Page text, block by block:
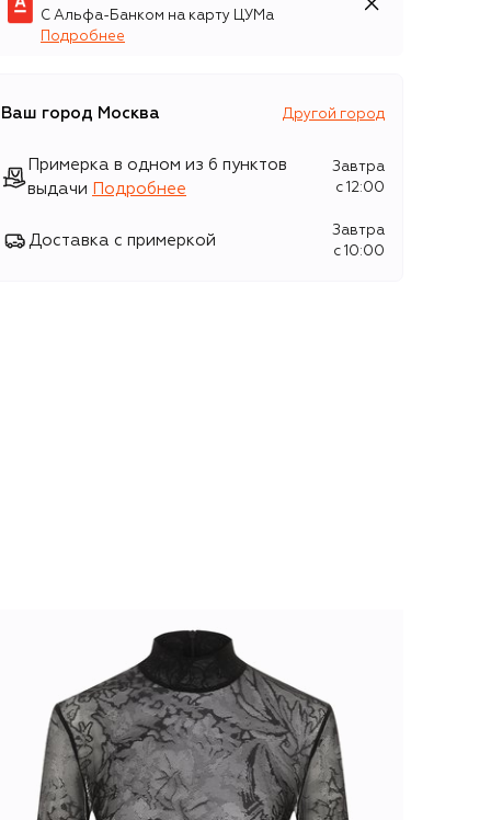
С Альфа-Банком на карту ЦУМа
Подробнее
Ваш город Москва Другой город
Примерка в одном из 6 пунктов
выдачи
Подробнее
Завтра
c 12:00
Доставка с примеркой
Завтра
c 10:00